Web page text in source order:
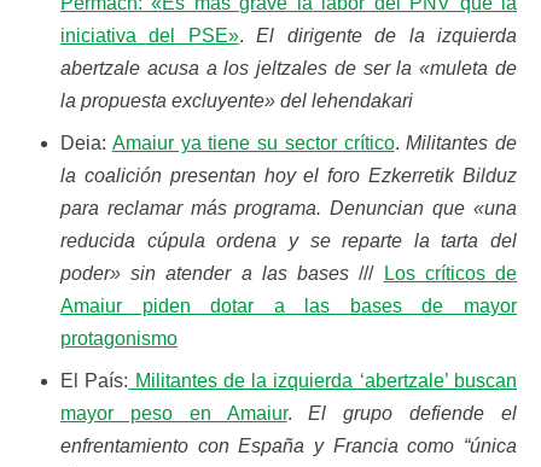
iniciativa del PSE».El dirigente de la izquierda
abertzale acusa a los jeltzales de ser la «muleta de
la propuesta excluyente» del lehendakari
Deia: Amaiur ya tiene su sector crítico.Militantes de
la coalición presentan hoy el foro Ezkerretik Bilduz
para reclamar más programa. Denuncian que «una
reducida cúpula ordena y se reparte la tarta del
poder» sin atender a las bases ///
Los críticos de
Amaiur piden dotar a las bases de mayor
protagonismo
El País: Militantes de la izquierda ‘abertzale’ buscan
mayor peso en Amaiur.El grupo defiende el
enfrentamiento con España y Francia como “única